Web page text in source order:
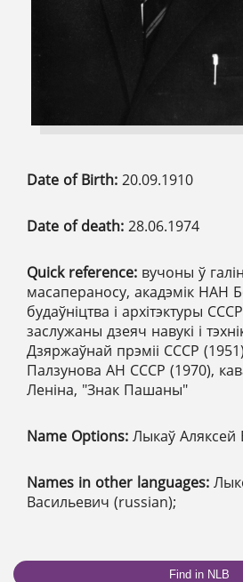
Date of Birth: 20.09.1910
Date of death: 28.06.1974
Quick reference: вучоны ў
масапераносу, акадэмік НАН
будаўніцтва і архітэктуры
заслужаны дзеяч навукі і
Дзяржаўнай прэміі СССР (1951)
Палзунова АН СССР (1970),
Леніна, "Знак Пашаны"
Name Options: Лыкаў Аляксей
Names in other languages:
Васильевич (russian);
Find in NLB